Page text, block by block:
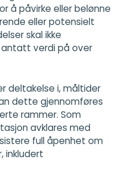
å påvirke eller belønne
eller potensielt
skal ikke
antatt verdi på over
deltakelse i, måltider
dette gjennomføres
rammer. Som
avklares med
full åpenhet om
inkludert